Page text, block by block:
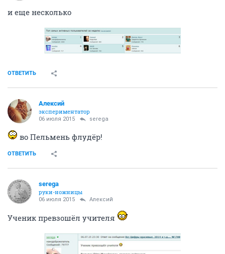
и еще несколько
ОТВЕТИТЬ
Алексий
экспериментатор
06 июля 2015 serega
во Пельмень флудёр!
ОТВЕТИТЬ
serega
руки-ножницы
06 июля 2015 Алексий
Ученик превзошёл учителя